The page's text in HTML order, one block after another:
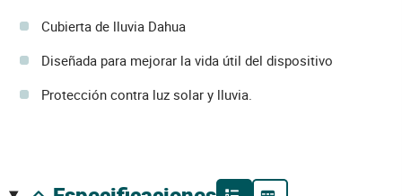
Cubierta de lluvia Dahua
Diseñada para mejorar la vida útil del dispositivo
Protección contra luz solar y lluvia.